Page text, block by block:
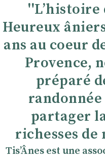
''Lʼhistoire
Heureux
ans au coeur
Provence,
préparé
randonnée
partager
richesses
TisʼÂnes est une